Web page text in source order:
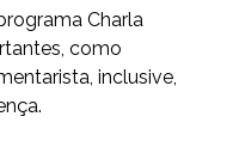
Charla
como
inclusive,